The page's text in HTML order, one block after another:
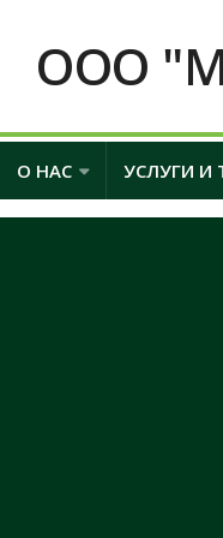
ООО
О НАС УСЛУГИ И